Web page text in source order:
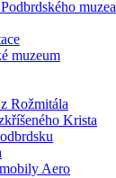
muzea
muzeum
Rožmitála
Krista
Aero